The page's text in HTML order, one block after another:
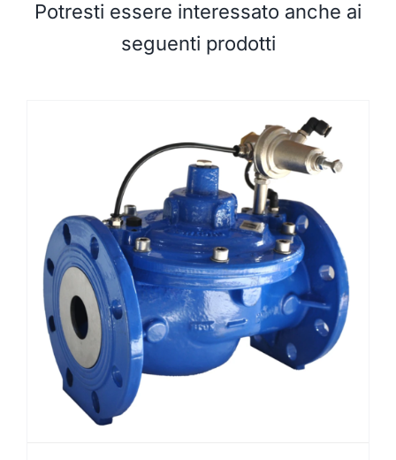
Potresti essere interessato anche ai
seguenti prodotti